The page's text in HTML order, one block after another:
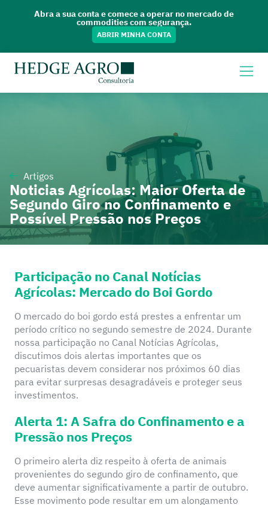
Abra a sua conta e comece a operar no mercado de
commodities com segurança.
ABRIR MINHA CONTA
Artigos
Noticias Agrícolas: Maior Oferta de
Segundo Giro no Confinamento e
Possível Pressão nos Preços
Participação no Canal Notícias
Agrícolas: Mercado do Boi Gordo
O mercado do boi gordo está prestes a enfrentar um
período crítico no segundo semestre de 2024. Durante
nossa participação no Canal Notícias Agrícolas,
discutimos dois alertas importantes que os
pecuaristas devem considerar nos próximos 60 dias
para evitar surpresas desagradáveis e proteger seus
investimentos.
Alerta 1: A Safra do Confinamento e a
Pressão nos Preços
O primeiro alerta diz respeito à oferta de animais
provenientes do segundo giro de confinamento, que
deve aumentar significativamente a partir de outubro.
Esse movimento pode resultar em um alongamento